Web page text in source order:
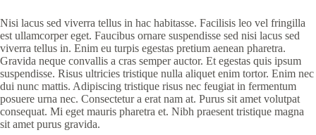
Nisi lacus sed viverra tellus in hac habitasse. Facilisis leo vel fringilla
est ullamcorper eget. Faucibus ornare suspendisse sed nisi lacus sed
viverra tellus in. Enim eu turpis egestas pretium aenean pharetra.
Gravida neque convallis a cras semper auctor. Et egestas quis ipsum
suspendisse. Risus ultricies tristique nulla aliquet enim tortor. Enim nec
dui nunc mattis. Adipiscing tristique risus nec feugiat in fermentum
posuere urna nec. Consectetur a erat nam at. Purus sit amet volutpat
consequat. Mi eget mauris pharetra et. Nibh praesent tristique magna
sit amet purus gravida.